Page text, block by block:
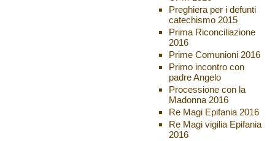
Preghiera per i defunti
catechismo 2015
Prima Riconciliazione
2016
Prime Comunioni 2016
Primo incontro con
padre Angelo
Processione con la
Madonna 2016
Re Magi Epifania 2016
Re Magi vigilia Epifania
2016